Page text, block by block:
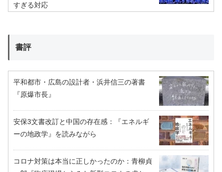
すぎる対応
書評
平和都市・広島の設計者・浜井信三の著書
『原爆市長』
安保3文書改訂と中国の存在感：『エネルギ
ーの地政学』を読みながら
コロナ対策は本当に正しかったのか：青柳貞